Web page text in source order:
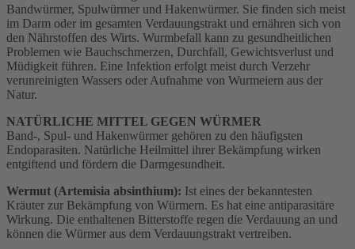
Bandwürmer, Spulwürmer und Hakenwürmer. Sie finden sich meist
im Darm oder im gesamten Verdauungstrakt und ernähren sich von
den Nährstoffen des Wirts. Wurmbefall kann zu gesundheitlichen
Problemen wie Bauchschmerzen, Durchfall, Gewichtsverlust und
Müdigkeit führen. Eine Infektion erfolgt meist durch Verzehr
verunreinigten Wassers oder Aufnahme von Wurmeiern aus der
Natur.
NATÜRLICHE MITTEL GEGEN WÜRMER
Band-, Spul- und Hakenwürmer gehören zu den häufigsten
Endoparasiten. Natürliche Heilmittel ihrer Bekämpfung wirken
entgiftend und fördern die Darmgesundheit.
Wermut (Artemisia absinthium): Ist eines der bekanntesten
Kräuter zur Bekämpfung von Würmern. Es hat eine antiparasitäre
Wirkung. Die enthaltenen Bitterstoffe regen die Verdauung an und
können die Würmer aus dem Verdauungstrakt vertreiben.